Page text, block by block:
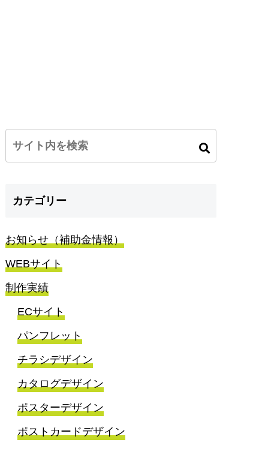
カテゴリー
お知らせ（補助金情報）
WEBサイト
制作実績
ECサイト
パンフレット
チラシデザイン
カタログデザイン
ポスターデザイン
ポストカードデザイン